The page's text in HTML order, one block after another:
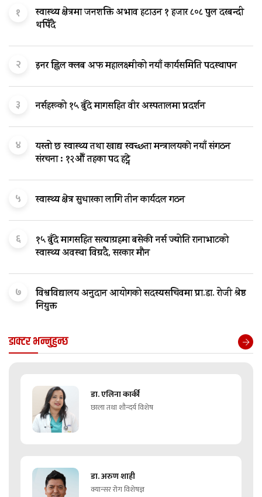
१
स्वास्थ्य क्षेत्रमा जनशक्ति अभाव हटाउन १ हजार ८०८ पुल दरबन्दी
थपिँदै
२ इनर ह्विल क्लब अफ महालक्ष्मीको नयाँ कार्यसमिति पदस्थापन
३ नर्सहरूको १५ बुँदे मागसहित वीर अस्पतालमा प्रदर्शन
४
यस्तो छ स्वास्थ्य तथा खाद्य स्वच्छता मन्त्रालयकाे नयाँ संगठन
संरचना : १२औँ तहका पद हट्ने
५ स्वास्थ्य क्षेत्र सुधारका लागि तीन कार्यदल गठन
६
१५ बुँदे मागसहित सत्याग्रहमा बसेकी नर्स ज्योति रानाभाटको
स्वास्थ्य अवस्था विग्रदै, सरकार मौन
७
विश्वविद्यालय अनुदान आयोगको सदस्यसचिवमा प्रा.डा. रोजी श्रेष्ठ
नियुक्त
डाक्टर भन्नुहुन्छ
डा. एलिना कार्की
छाला तथा शौन्दर्य विशेष
डा. अरुण शाही
क्यान्सर रोग विशेषज्ञ